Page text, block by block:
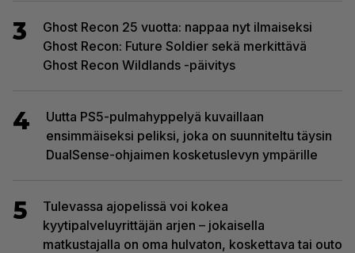
3
Ghost Recon 25 vuotta: nappaa nyt ilmaiseksi
Ghost Recon: Future Soldier sekä merkittävä
Ghost Recon Wildlands -päivitys
4
Uutta PS5-pulmahyppelyä kuvaillaan
ensimmäiseksi peliksi, joka on suunniteltu täysin
DualSense-ohjaimen kosketuslevyn ympärille
5
Tulevassa ajopelissä voi kokea
kyytipalveluyrittäjän arjen – jokaisella
matkustajalla on oma hulvaton, koskettava tai outo